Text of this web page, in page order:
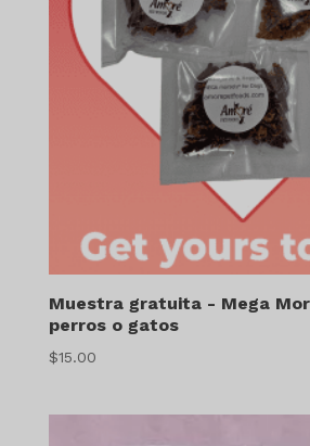
Muestra gratuita - Mega
perros o gatos
$15.00